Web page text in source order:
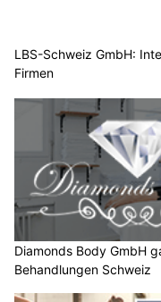
LBS-Schweiz GmbH:
Firmen
Diamonds Body GmbH
Behandlungen Schweiz